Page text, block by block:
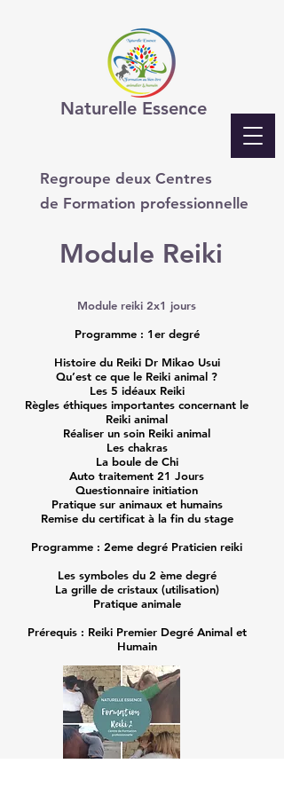
Naturelle Essence
Regroupe deux Centres
de Formation professionnelle
Module Reiki
Module reiki 2x1 jours
Programme : 1er degré
Histoire du Reiki Dr Mikao Usui
Qu’est ce que le Reiki animal ?
Les 5 idéaux Reiki
Règles éthiques importantes concernant le
Reiki animal
Réaliser un soin Reiki animal
Les chakras
La boule de Chi
Auto traitement 21 Jours
Questionnaire initiation
Pratique sur animaux et humains
Remise du certificat à la fin du stage
Programme : 2eme degré Praticien reiki
Les symboles du 2 ème degré
La grille de cristaux (utilisation)
Pratique animale
Prérequis : Reiki Premier Degré Animal et
Humain